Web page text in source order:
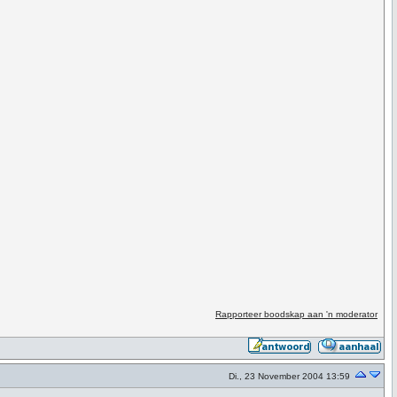
Rapporteer boodskap aan 'n moderator
Di., 23 November 2004 13:59